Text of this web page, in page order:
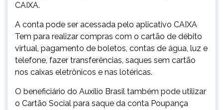
CAIXA.
A conta pode ser acessada pelo aplicativo CAIXA
Tem para realizar compras com o cartão de débito
virtual, pagamento de boletos, contas de água, luz e
telefone, fazer transferências, saques sem cartão
nos caixas eletrônicos e nas lotéricas.
O beneficiário do Auxílio Brasil também pode utilizar
o Cartão Social para saque da conta Poupança